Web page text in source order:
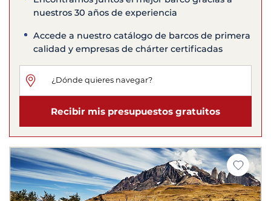
nuestros 30 años de experiencia
Accede a nuestro catálogo de barcos de primera
calidad y empresas de chárter certificadas
Recibir mis presupuestos gratuitos